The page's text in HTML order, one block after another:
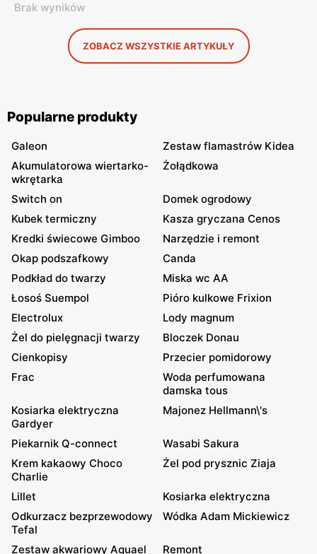
Brak wyników
ZOBACZ WSZYSTKIE ARTYKUŁY
Popularne produkty
Galeon
Zestaw flamastrów Kidea
Akumulatorowa wiertarko-
wkrętarka
Żołądkowa
Switch on
Domek ogrodowy
Kubek termiczny
Kasza gryczana Cenos
Kredki świecowe Gimboo
Narzędzie i remont
Okap podszafkowy
Canda
Podkład do twarzy
Miska wc AA
Łosoś Suempol
Pióro kulkowe Frixion
Electrolux
Lody magnum
Żel do pielęgnacji twarzy
Bloczek Donau
Cienkopisy
Przecier pomidorowy
Frac
Woda perfumowana
damska tous
Kosiarka elektryczna
Gardyer
Majonez Hellmann\'s
Piekarnik Q-connect
Wasabi Sakura
Krem kakaowy Choco
Charlie
Żel pod prysznic Ziaja
Lillet
Kosiarka elektryczna
Odkurzacz bezprzewodowy
Tefal
Wódka Adam Mickiewicz
Zestaw akwariowy Aquael Remont